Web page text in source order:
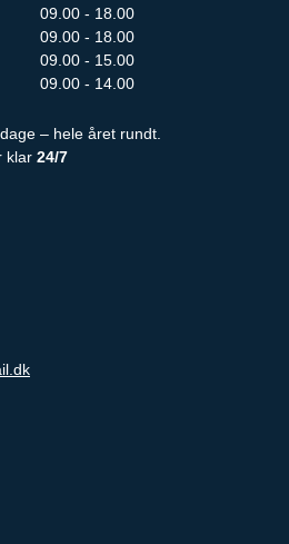
09.00 - 18.00
09.00 - 18.00
09.00 - 15.00
09.00 - 14.00
– hele året rundt.
klar 24/7